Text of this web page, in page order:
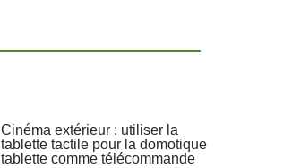
Cinéma extérieur : utiliser la
tablette tactile pour la domotique
tablette comme télécommande